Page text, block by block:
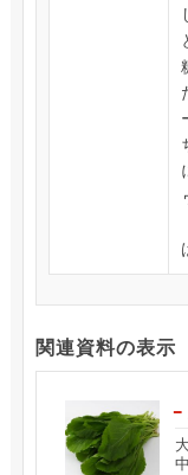
関連資料の表示